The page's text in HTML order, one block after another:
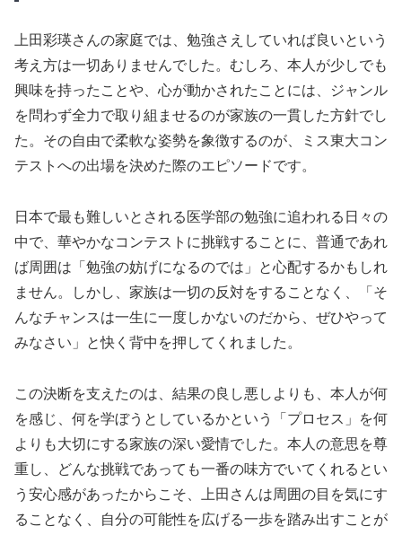
上田彩瑛さんの家庭では、勉強さえしていれば良いという
考え方は一切ありませんでした。むしろ、本人が少しでも
興味を持ったことや、心が動かされたことには、ジャンル
を問わず全力で取り組ませるのが家族の一貫した方針でし
た。その自由で柔軟な姿勢を象徴するのが、ミス東大コン
テストへの出場を決めた際のエピソードです。
日本で最も難しいとされる医学部の勉強に追われる日々の
中で、華やかなコンテストに挑戦することに、普通であれ
ば周囲は「勉強の妨げになるのでは」と心配するかもしれ
ません。しかし、家族は一切の反対をすることなく、「そ
んなチャンスは一生に一度しかないのだから、ぜひやって
みなさい」と快く背中を押してくれました。
この決断を支えたのは、結果の良し悪しよりも、本人が何
を感じ、何を学ぼうとしているかという「プロセス」を何
よりも大切にする家族の深い愛情でした。本人の意思を尊
重し、どんな挑戦であっても一番の味方でいてくれるとい
う安心感があったからこそ、上田さんは周囲の目を気にす
ることなく、自分の可能性を広げる一歩を踏み出すことが